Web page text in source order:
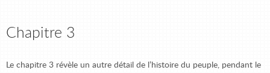
Chapitre 3
Le chapitre 3 révèle un autre détail de l’histoire du peuple, pendant le